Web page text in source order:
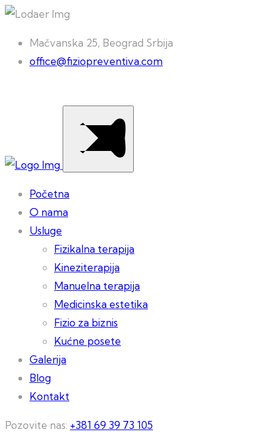
Mačvanska 25, Beograd Srbija
office@fiziopreventiva.com
Početna
O nama
Usluge
Fizikalna terapija
Kineziterapija
Manuelna terapija
Medicinska estetika
Fizio za biznis
Kućne posete
Galerija
Blog
Kontakt
Pozovite nas: +381 69 39 73 105